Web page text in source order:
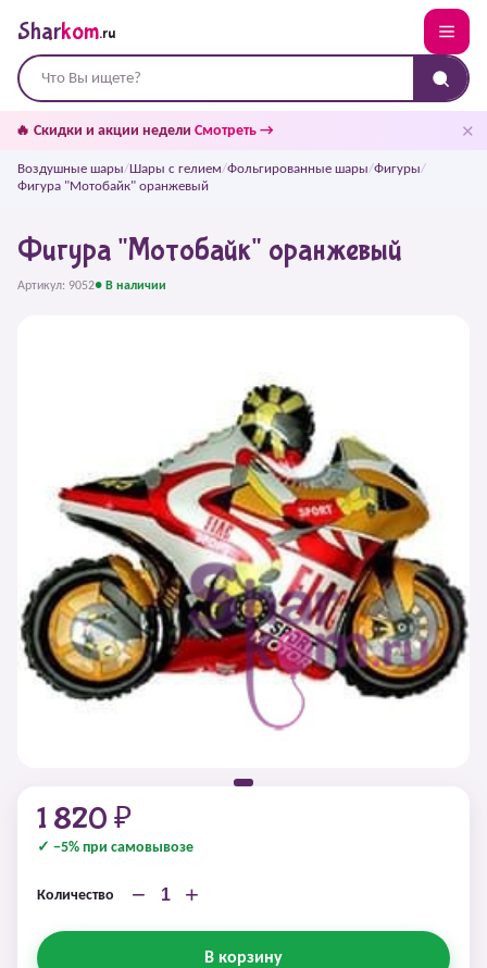
Sharkom.ru
🔥 Скидки и акции недели Смотреть → ✕
Воздушные шары/Шары с гелием/Фольгированные шары/Фигуры/
Фигура "Мотобайк" оранжевый
Фигура "Мотобайк" оранжевый
Артикул: 9052● В наличии
1 820 ₽
✓ −5% при самовывозе
Количество − +
В корзину